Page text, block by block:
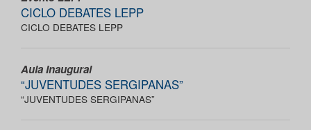
CICLO DEBATES LEPP
CICLO DEBATES LEPP
Aula Inaugural
“JUVENTUDES SERGIPANAS”
“JUVENTUDES SERGIPANAS”